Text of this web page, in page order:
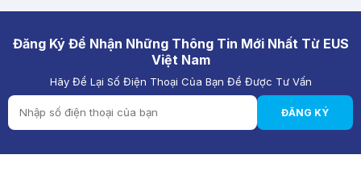
Đăng Ký Để Nhận Những Thông Tin Mới Nhất Từ EUS
Việt Nam
Hãy Để Lại Số Điện Thoại Của Bạn Để Được Tư Vấn
ĐĂNG KÝ